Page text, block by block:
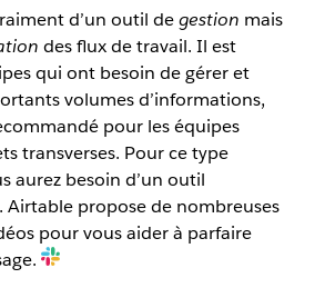
d’un outil degestion mais
des flux de travail. Il est
qui ont besoin de gérer et
volumes d’informations,
pour les équipes
transverses. Pour ce type
aurez besoin d’un outil
Airtable propose de nombreuses
pour vous aider à parfaire